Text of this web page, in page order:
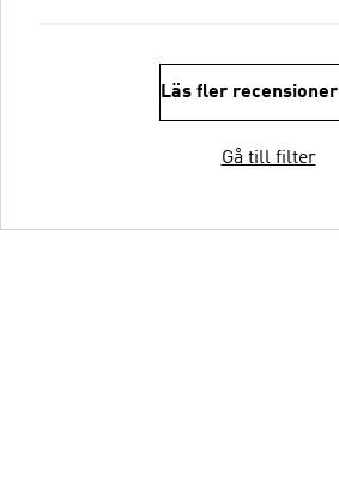
Läs fler recensioner
Gå till filter